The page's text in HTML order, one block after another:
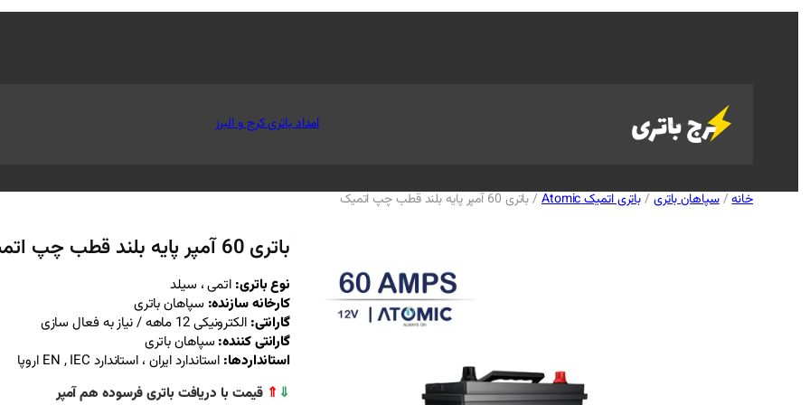
امداد باتری کرج و البرز
خانه/سپاهان باتری /باتری اتمیک Atomic / باتری 60 آمپر پایه بلند قطب چپ اتمیک
باتری 60 آمپر پایه بلند قطب چپ اتمیک
نوع باتری: اتمی ، سیلد
کارخانه سازنده: سپاهان باتری
گارانتی:الکترونیکی 12 ماهه / نیاز به فعال سازی
گارانتی کننده: سپاهان باتری
استانداردها: استاندارد ایران ، استاندارد EN , IEC اروپا
⇓
⇑ قیمت با دریافت باتری فرسوده هم آمپر